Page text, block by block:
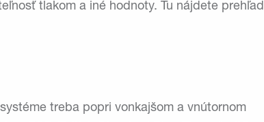
tlakom a iné hodnoty. Tu nájdete prehľad
treba popri vonkajšom a vnútornom